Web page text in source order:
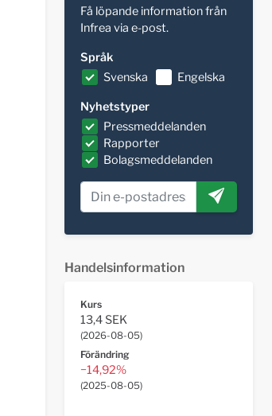
Få löpande information från
Infrea via e-post.
Språk
Svenska
Engelska
Nyhetstyper
Pressmeddelanden
Rapporter
Bolagsmeddelanden
Handelsinformation
Kurs
13,4 SEK
(2026-08-05)
Förändring
−14,92%
(2025-08-05)